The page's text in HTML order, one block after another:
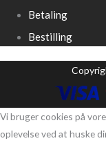
Betaling
Bestilling
Vi bruger cookies på
oplevelse ved at huske